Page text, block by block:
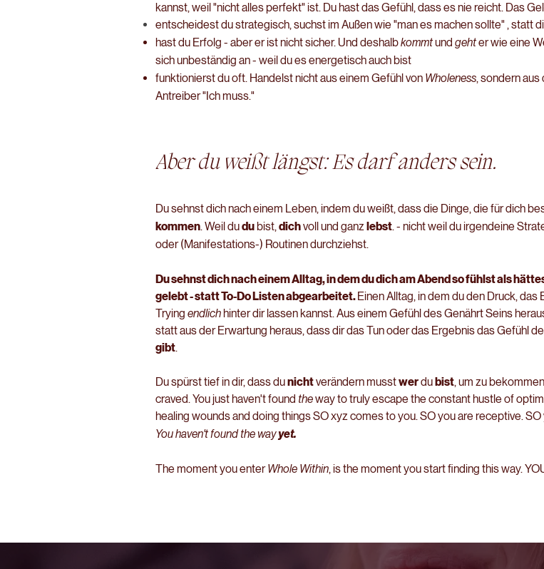
kannst, weil "nicht alles perfekt" ist. Du hast das Gefühl, dass es nie reicht. Das
entscheidest du strategisch, suchst im Außenwie "man es machen sollte" , statt
hast du Erfolg - aber er ist nicht sicher. Und deshalbkommtund gehter wie eine
sich unbeständig an - weil du es energetisch auch bist
funktionierst du oft. Handelst nicht aus einem Gefühl von Wholeness, sondern aus
Antreiber "Ich muss."
Aber du weißt längst: Es darf anders sein.
Du sehnst dich nach einem Leben, indem du weißt, dass die Dinge, die für dich
kommen. Weil dudubist,dichvoll und ganzlebst.- nicht weil du irgendeine
oder (Manifestations-) Routinen durchziehst.
Du sehnst dich nach einem Alltag, in dem du dich am Abend so fühlst als
gelebt - statt To-Do Listenabgearbeitet.Einen Alltag, in dem du den Druck, das
Trying endlichhinter dir lassen kannst.Aus einem Gefühl des GenährtSeins
statt aus der Erwartung heraus, dass dir das Tun oder das Ergebnis das Gefühl
gibt.
Du spürst tief in dir, dass dunichtverändern musstwerdubist, um zu
craved. You just haven't found theway to truly escape the constant hustle of
healing wounds and doing things SOxyzcomes to you. SO you are receptive.
You haven't found the wayyet.
The moment you enterWhole Within, is the moment you start finding this way.